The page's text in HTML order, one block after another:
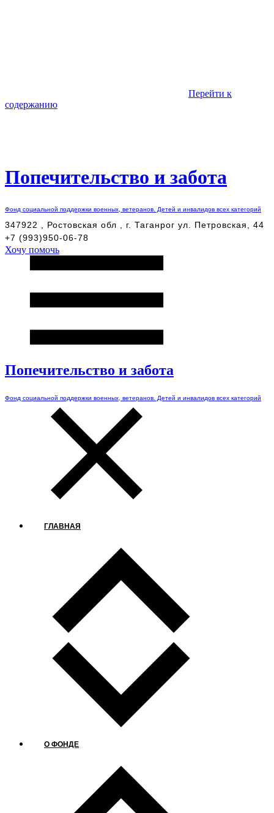
Перейти к
содержанию
Попечительство и забота
Фонд социальной поддержки военных, ветеранов. Детей и инвалидов всех категорий
347922 , Ростовская обл , г. Таганрог ул. Петровская, 44
+7 (993)950-06-78
Хочу помочь
Попечительство и забота
Фонд социальной поддержки военных, ветеранов. Детей и инвалидов всех категорий
ГЛАВНАЯ
О ФОНДЕ